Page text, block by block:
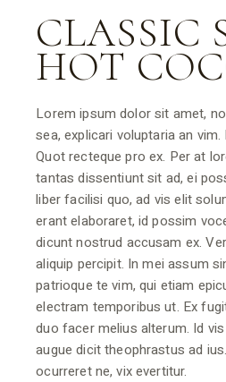
CLASSIC
HOT
Lorem ipsum dolor sit amet,
sea, explicari voluptaria an
Quot recteque pro ex. Per at
tantas dissentiunt sit ad, ei
liber facilisi quo, ad vis elit
erant elaboraret, id possim
dicunt nostrud accusam ex.
aliquip percipit. In mei assum
patrioque te vim, qui etiam
electram temporibus ut. Ex
duo facer melius alterum. Id
augue dicit theophrastus ad
ocurreret ne, vix evertitur.